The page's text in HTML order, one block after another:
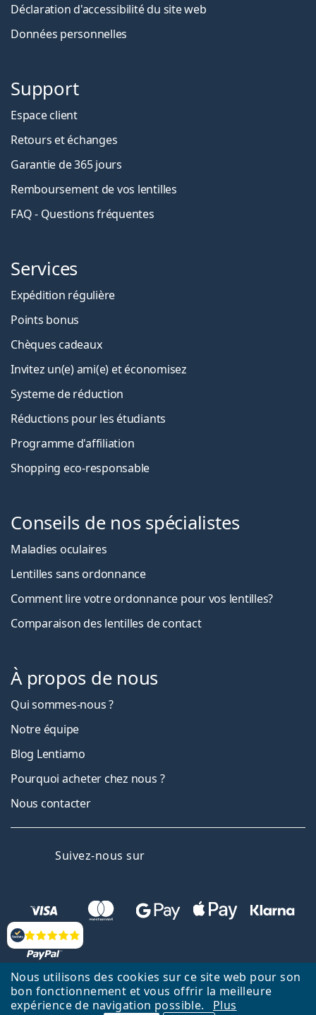
Nous utilisons des cookies sur ce site web pour son
bon fonctionnement et vous offrir la meilleure
expérience de navigation possible.
Plus
Évaluation
Déclaration d'accessibilité du site web
Données personnelles
Support
Espace client
Retours et échanges
Garantie de 365 jours
Remboursement de vos lentilles
FAQ - Questions fréquentes
Services
Expédition régulière
Points bonus
Chèques cadeaux
Invitez un(e) ami(e) et économisez
Systeme de réduction
Réductions pour les étudiants
Programme d'affiliation
Shopping eco-responsable
Conseils de nos spécialistes
Maladies oculaires
Lentilles sans ordonnance
Comment lire votre ordonnance pour vos lentilles?
Comparaison des lentilles de contact
À propos de nous
Qui sommes-nous ?
Notre équipe
Blog Lentiamo
Pourquoi acheter chez nous ?
Nous contacter
Suivez-nous sur
Retour à la page d'accueil Haut